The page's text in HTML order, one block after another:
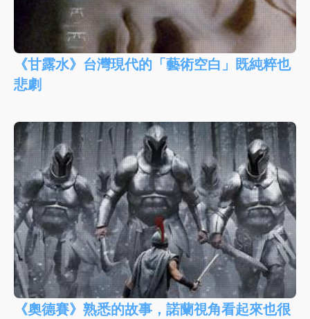
《甘露水》台灣現代的「藝術空白」既純粹也
悲劇
《奧德賽》熟悉的故事，諾蘭視角看起來也很